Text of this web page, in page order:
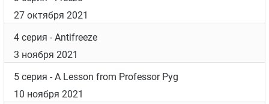
27 октября 2021
4 серия - Antifreeze
3 ноября 2021
5 серия - A Lesson from Professor Pyg
10 ноября 2021